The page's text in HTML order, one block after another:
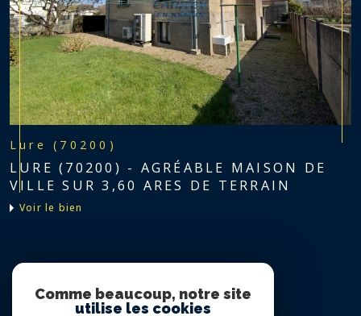
Lure (70200)
LURE (70200) - AGRÉABLE MAISON DE
VILLE SUR 3,60 ARES DE TERRAIN
voir le bien
Comme beaucoup, notre site
utilise les cookies